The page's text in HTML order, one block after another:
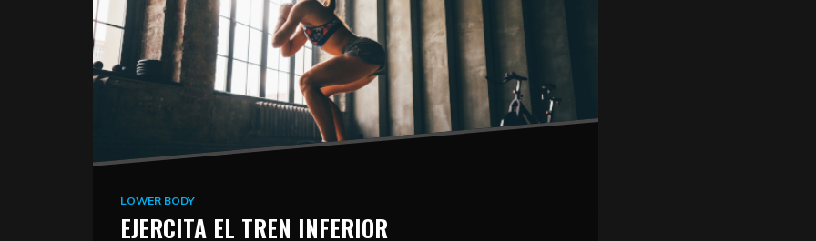
LOWER BODY
EJERCITA EL TREN INFERIOR